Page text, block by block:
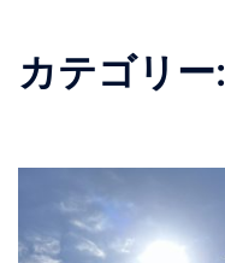
カテゴリー: